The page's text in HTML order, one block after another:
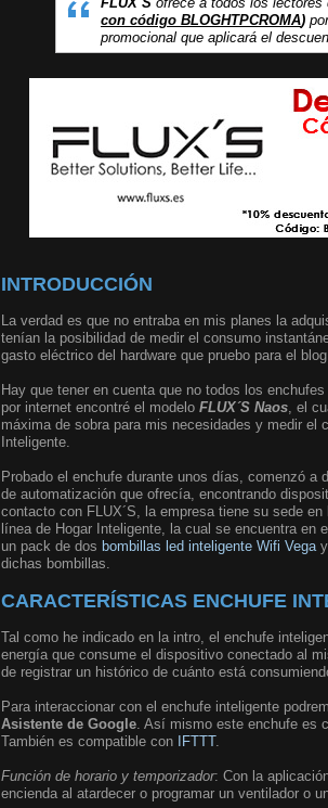
con código BLOGHTPCROMA)
promocional que aplicará el
INTRODUCCIÓN
La verdad es que no entraba en mis planes la
tenían la posibilidad de medir el consumo
gasto eléctrico del hardware que pruebo para el blog.
Hay que tener en cuenta que no todos los
por internet encontré el modelo FLUX´S Naos , el
máxima de sobra para mis necesidades y medir el
Inteligente.
Probado el enchufe durante unos días, comenzó a
de automatización que ofrecía, encontrando
contacto con FLUX´S, la empresa tiene su sede en
línea de Hogar Inteligente, la cual se encuentra en
un pack de dos bombillas led inteligente Wifi Vega
dichas bombillas.
CARACTERÍSTICAS ENCHUFE
Tal como he indicado en la intro, el enchufe
energía que consume el dispositivo conectado al
de registrar un histórico de cuánto está
Para interaccionar con el enchufe inteligente
Asistente de Google . Así mismo este enchufe es
También es compatible con IFTTT.
Función de horario y temporizador: Con la
encienda al atardecer o programar un ventilador o